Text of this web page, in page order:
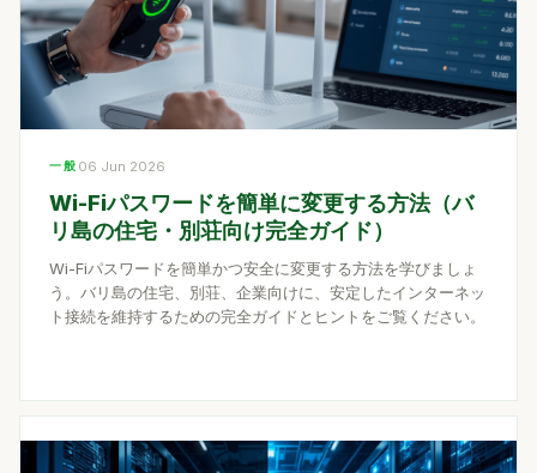
一般 06 Jun 2026
Wi-Fiパスワードを簡単に変更する方法（バ
リ島の住宅・別荘向け完全ガイド）
Wi-Fiパスワードを簡単かつ安全に変更する方法を学びましょ
う。バリ島の住宅、別荘、企業向けに、安定したインターネッ
ト接続を維持するための完全ガイドとヒントをご覧ください。